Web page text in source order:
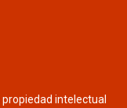
intelectual